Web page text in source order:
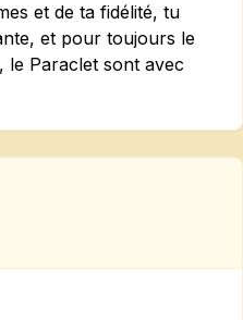
et de ta fidélité, tu
et pour toujours le
le Paraclet sont avec